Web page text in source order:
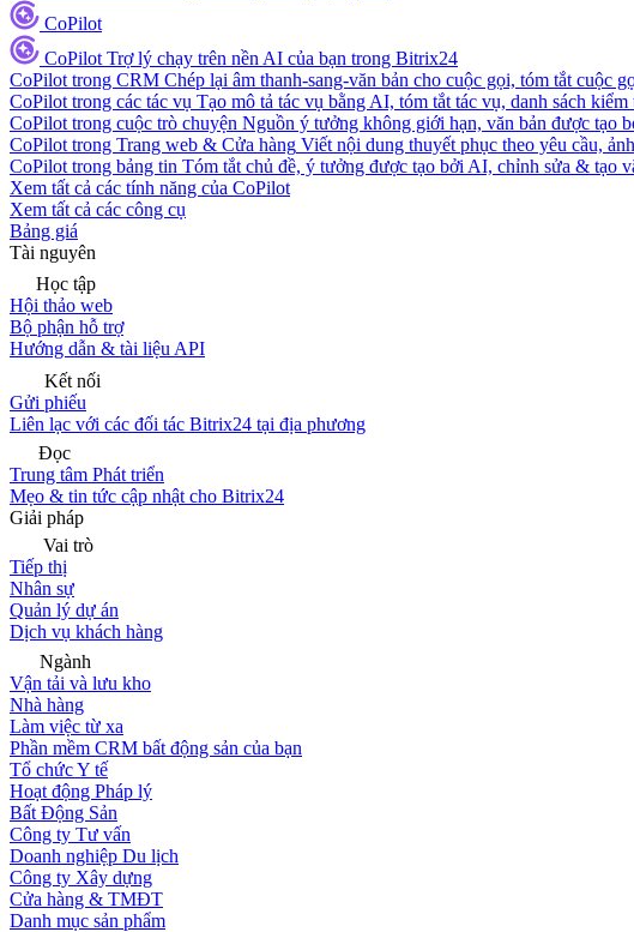
CoPilot
CoPilot Trợ lý chạy trên nền AI của bạn trong Bitrix24
CoPilot trong CRM Chép lại âm thanh-sang-văn bản cho cuộc gọi, tóm tắt cuộc
CoPilot trong các tác vụ Tạo mô tả tác vụ bằng AI, tóm tắt tác vụ, danh sách kiểm
CoPilot trong cuộc trò chuyện Nguồn ý tưởng không giới hạn, văn bản được tạo
CoPilot trong Trang web & Cửa hàng Viết nội dung thuyết phục theo yêu cầu,
CoPilot trong bảng tin Tóm tắt chủ đề, ý tưởng được tạo bởi AI, chỉnh sửa & tạo
Xem tất cả các tính năng của CoPilot
Xem tất cả các công cụ
Bảng giá
Tài nguyên
Học tập
Hội thảo web
Bộ phận hỗ trợ
Hướng dẫn & tài liệu API
Kết nối
Gửi phiếu
Liên lạc với các đối tác Bitrix24 tại địa phương
Đọc
Trung tâm Phát triển
Mẹo & tin tức cập nhật cho Bitrix24
Giải pháp
Vai trò
Tiếp thị
Nhân sự
Quản lý dự án
Dịch vụ khách hàng
Ngành
Vận tải và lưu kho
Nhà hàng
Làm việc từ xa
Phần mềm CRM bất động sản của bạn
Tổ chức Y tế
Hoạt động Pháp lý
Bất Động Sản
Công ty Tư vấn
Doanh nghiệp Du lịch
Công ty Xây dựng
Cửa hàng & TMĐT
Danh mục sản phẩm